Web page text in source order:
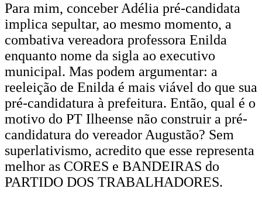
Para mim, conceber Adélia pré-candidata
implica sepultar, ao mesmo momento, a
combativa vereadora professora Enilda
enquanto nome da sigla ao executivo
municipal. Mas podem argumentar: a
reeleição de Enilda é mais viável do que sua
pré-candidatura à prefeitura. Então, qual é o
motivo do PT Ilheense não construir a pré-
candidatura do vereador Augustão? Sem
superlativismo, acredito que esse representa
melhor as CORES e BANDEIRAS do
PARTIDO DOS TRABALHADORES.